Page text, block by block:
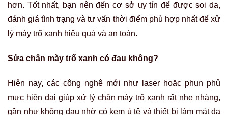
hơn. Tốt nhất, bạn nên đến cơ sở uy tín để được soi da,
đánh giá tình trạng và tư vấn thời điểm phù hợp nhất để xử
lý mày trổ xanh hiệu quả và an toàn.
Sửa chân mày trổ xanh có đau không?
Hiện nay, các công nghệ mới như laser hoặc phun phủ
mực hiện đại giúp xử lý chân mày trổ xanh rất nhẹ nhàng,
gần như không đau nhờ có kem ủ tê và thiết bị làm mát da